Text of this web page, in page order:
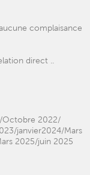
complaisance
direct ..
Octobre 2022/
janvier2024/Mars
2025/juin 2025